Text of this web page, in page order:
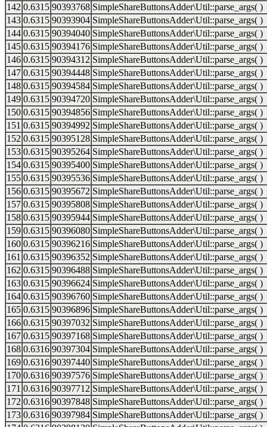
142 0.6315 90393768 SimpleShareButtonsAdder\Util::parse_args( )
143 0.6315 90393904 SimpleShareButtonsAdder\Util::parse_args( )
144 0.6315 90394040 SimpleShareButtonsAdder\Util::parse_args( )
145 0.6315 90394176 SimpleShareButtonsAdder\Util::parse_args( )
146 0.6315 90394312 SimpleShareButtonsAdder\Util::parse_args( )
147 0.6315 90394448 SimpleShareButtonsAdder\Util::parse_args( )
148 0.6315 90394584 SimpleShareButtonsAdder\Util::parse_args( )
149 0.6315 90394720 SimpleShareButtonsAdder\Util::parse_args( )
150 0.6315 90394856 SimpleShareButtonsAdder\Util::parse_args( )
151 0.6315 90394992 SimpleShareButtonsAdder\Util::parse_args( )
152 0.6315 90395128 SimpleShareButtonsAdder\Util::parse_args( )
153 0.6315 90395264 SimpleShareButtonsAdder\Util::parse_args( )
154 0.6315 90395400 SimpleShareButtonsAdder\Util::parse_args( )
155 0.6315 90395536 SimpleShareButtonsAdder\Util::parse_args( )
156 0.6315 90395672 SimpleShareButtonsAdder\Util::parse_args( )
157 0.6315 90395808 SimpleShareButtonsAdder\Util::parse_args( )
158 0.6315 90395944 SimpleShareButtonsAdder\Util::parse_args( )
159 0.6315 90396080 SimpleShareButtonsAdder\Util::parse_args( )
160 0.6315 90396216 SimpleShareButtonsAdder\Util::parse_args( )
161 0.6315 90396352 SimpleShareButtonsAdder\Util::parse_args( )
162 0.6315 90396488 SimpleShareButtonsAdder\Util::parse_args( )
163 0.6315 90396624 SimpleShareButtonsAdder\Util::parse_args( )
164 0.6315 90396760 SimpleShareButtonsAdder\Util::parse_args( )
165 0.6315 90396896 SimpleShareButtonsAdder\Util::parse_args( )
166 0.6315 90397032 SimpleShareButtonsAdder\Util::parse_args( )
167 0.6315 90397168 SimpleShareButtonsAdder\Util::parse_args( )
168 0.6316 90397304 SimpleShareButtonsAdder\Util::parse_args( )
169 0.6316 90397440 SimpleShareButtonsAdder\Util::parse_args( )
170 0.6316 90397576 SimpleShareButtonsAdder\Util::parse_args( )
171 0.6316 90397712 SimpleShareButtonsAdder\Util::parse_args( )
172 0.6316 90397848 SimpleShareButtonsAdder\Util::parse_args( )
173 0.6316 90397984 SimpleShareButtonsAdder\Util::parse_args( )